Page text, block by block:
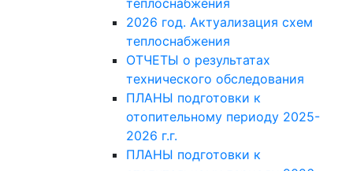
теплоснабжения
2026 год. Актуализация схем
теплоснабжения
ОТЧЕТЫ о результатах
технического обследования
ПЛАНЫ подготовки к
отопительному периоду 2025-
2026 г.г.
ПЛАНЫ подготовки к